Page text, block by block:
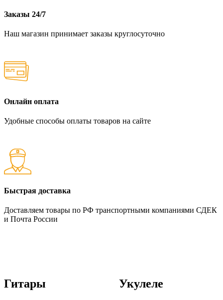
Заказы 24/7
Наш магазин принимает заказы круглосуточно
Онлайн оплата
Удобные способы оплаты товаров на сайте
Быстрая доставка
Доставляем товары по РФ транспортными компаниями СДЕК
и Почта России
Гитары Укулеле